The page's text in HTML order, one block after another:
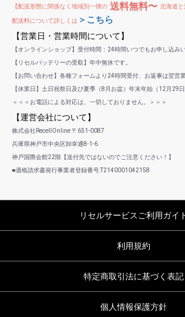
【配送形態に関係なく地域別一律の 送料無料〜 北海道と
配送料について詳しくは ＞こちら
【営業日・営業時間について】
【オンラインショップ】受付時間：24時間いつでもお申し込み
【リセルバッテリーの受取】年中無休です。
【お問い合わせ】各種フォームより24時間受付、お返事は翌営
【休業日】土日祝祭日及び夏季（8月お盆）年末年始（12月29日
＜＜＜お電話による対応は、一切しておりません。＞＞＞
【運営会社について】
株式会社RecellOnline 〒651-0087
兵庫県神戸市中央区卸幸通8-1-6
神戸国際会館22階【送付先ではないのでご注意ください！】
■適格請求書発行事業者登録番号:T2140001042158
リセルサービスご利用ガイ
利用規約
特定商取引法に基づく表記
個人情報保護方針